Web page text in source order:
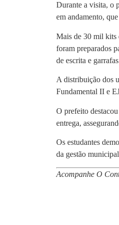
Durante a visita, o
em andamento,
Mais de 30 mil kits
foram preparados
de escrita e
A distribuição dos
Fundamental II e
O prefeito
entrega,
Os estudantes
da gestão
Acompanhe O